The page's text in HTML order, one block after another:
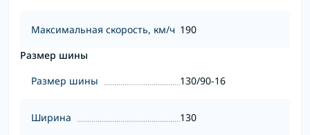
Максимальная скорость, км/ч 190
Размер шины
Размер шины
130/90-16
Ширина 130